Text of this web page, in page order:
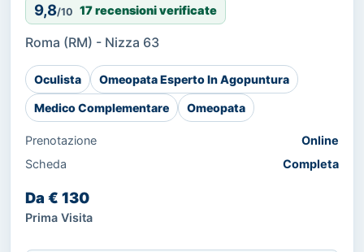
9,8/10 17 recensioni verificate
Roma (RM) - Nizza 63
Oculista Omeopata Esperto In Agopuntura
Medico Complementare Omeopata
Prenotazione
Online
Scheda
Completa
Da € 130
Prima Visita